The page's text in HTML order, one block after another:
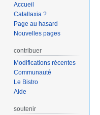
Accueil
Catallaxia ?
Page au hasard
Nouvelles pages
contribuer
Modifications récentes
Communauté
Le Bistro
Aide
soutenir